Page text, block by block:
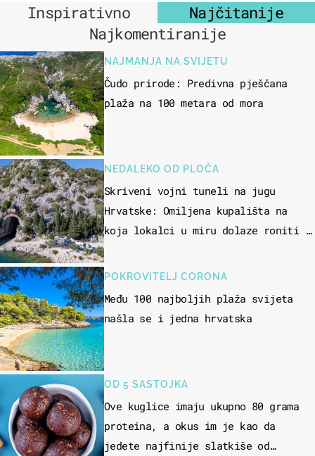
Inspirativno
Najčitanije
Najkomentiranije
NAJMANJA NA SVIJETU
Čudo prirode: Predivna pješčana
plaža na 100 metara od mora
NEDALEKO OD PLOČA
Skriveni vojni tuneli na jugu
Hrvatske: Omiljena kupališta na
koja lokalci u miru dolaze roniti i
POKROVITELJ CORONA
Među 100 najboljih plaža svijeta
našla se i jedna hrvatska
OD 5 SASTOJKA
Ove kuglice imaju ukupno 80 grama
proteina, a okus im je kao da
jedete najfinije slatkiše od